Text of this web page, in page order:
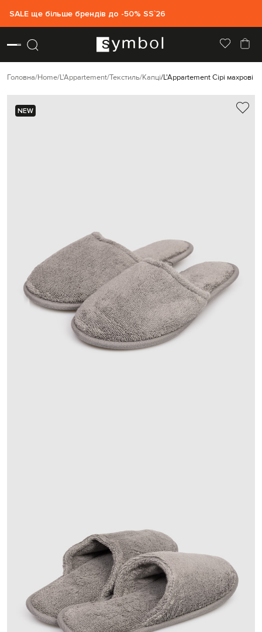
SALE ще більше брендів до -50% SS`26
Головна Home L'Appartement Текстиль Капці L'Appartement Сірі махрові
NEW